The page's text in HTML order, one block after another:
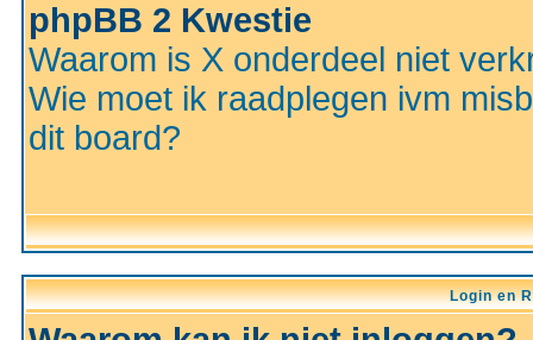
phpBB 2 Kwestie
Waarom is X onderdeel niet
Wie moet ik raadplegen ivm
dit board?
Login en